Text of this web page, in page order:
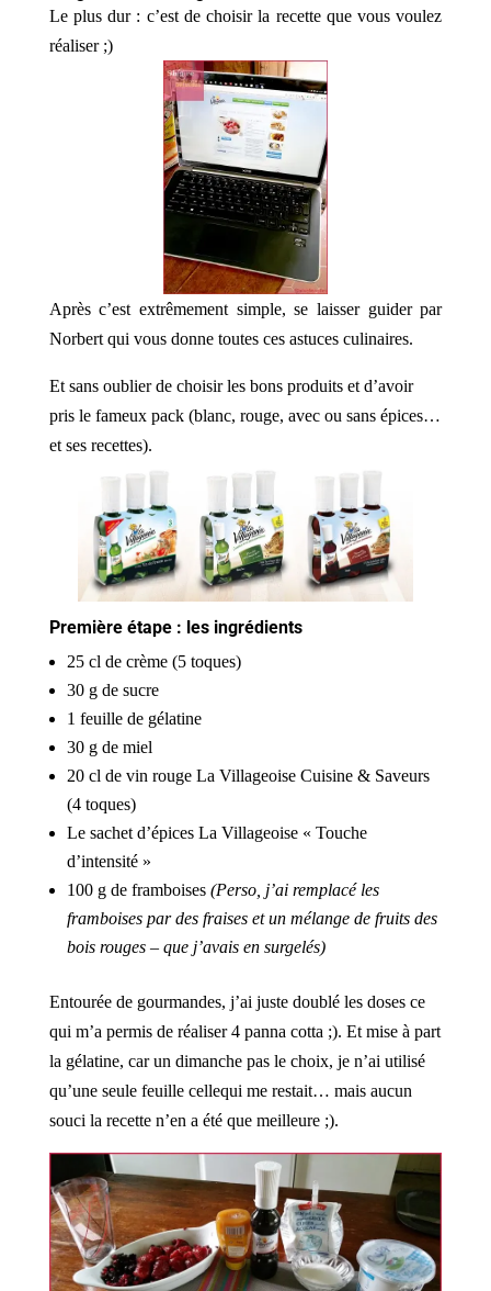
Le plus dur : c’est de choisir la recette que vous voulez
réaliser ;)
Après c’est extrêmement simple, se laisser guider par
Norbert qui vous donne toutes ces astuces culinaires.
Et sans oublier de choisir les bons produits et d’avoir
pris le fameux pack (blanc, rouge, avec ou sans épices…
et ses recettes).
Première étape : les ingrédients
25 cl de crème (5 toques)
30 g de sucre
1 feuille de gélatine
30 g de miel
20 cl de vin rouge La Villageoise Cuisine & Saveurs
(4 toques)
Le sachet d’épices La Villageoise « Touche
d’intensité »
100 g de framboises (Perso, j’ai remplacé les
framboises par des fraises et un mélange de fruits des
bois rouges – que j’avais en surgelés)
Entourée de gourmandes, j’ai juste doublé les doses ce
qui m’a permis de réaliser 4 panna cotta ;). Et mise à part
la gélatine, car un dimanche pas le choix, je n’ai utilisé
qu’une seule feuille cellequi me restait… mais aucun
souci la recette n’en a été que meilleure ;).